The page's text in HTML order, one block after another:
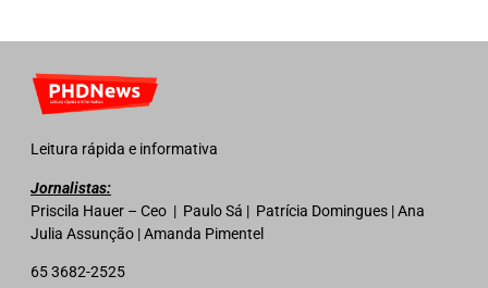
Leitura rápida e informativa
Jornalistas:
Priscila Hauer – Ceo | Paulo Sá | Patrícia Domingues | Ana
Julia Assunção | Amanda Pimentel
65 3682-2525